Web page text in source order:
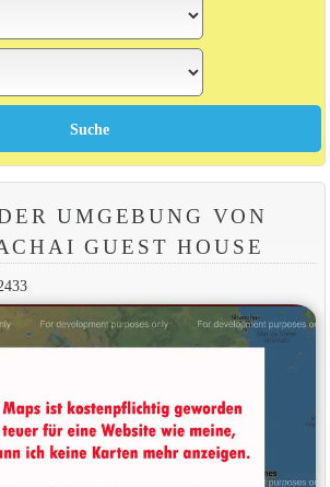
UMGEBUNG VON
GUEST HOUSE